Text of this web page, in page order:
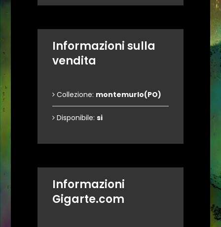
Informazioni sulla
vendita
Collezione: montemurlo(PO)
Disponibile: si
Informazioni
Gigarte.com